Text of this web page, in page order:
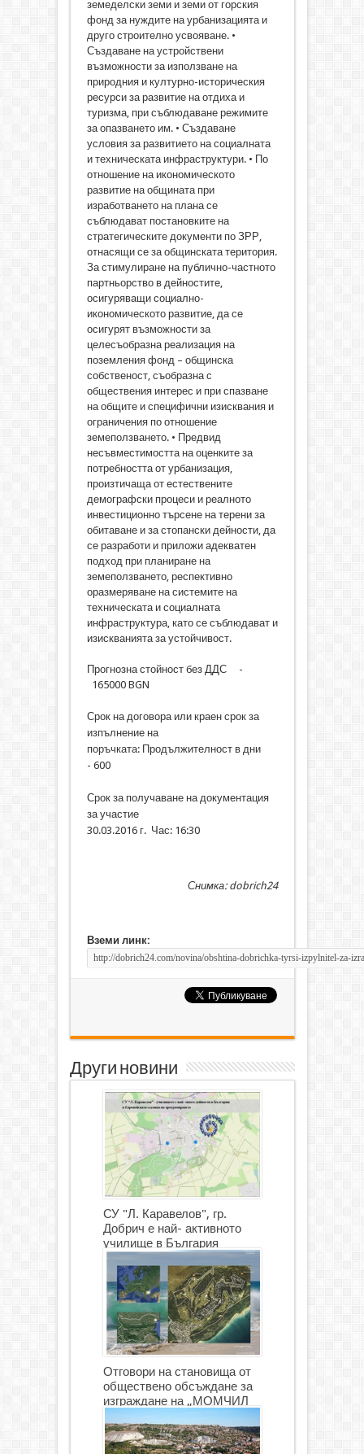
земеделски земи и земи от горския
фонд за нуждите на урбанизацията и
друго строително усвояване. •
Създаване на устройствени
възможности за използване на
природния и културно-историческия
ресурси за развитие на отдиха и
туризма, при съблюдаване режимите
за опазването им. • Създаване
условия за развитието на социалната
и техническата инфраструктури. • По
отношение на икономическото
развитие на общината при
изработването на плана се
съблюдават постановките на
стратегическите документи по ЗРР,
отнасящи се за общинската територия.
За стимулиране на публично-частното
партньорство в дейностите,
осигуряващи социално-
икономическото развитие, да се
осигурят възможности за
целесъобразна реализация на
поземления фонд – общинска
собственост, съобразна с
обществения интерес и при спазване
на общите и специфични изисквания и
ограничения по отношение
земеползването. • Предвид
несъвместимостта на оценките за
потребността от урбанизация,
произтичаща от естествените
демографски процеси и реалното
инвестиционно търсене на терени за
обитаване и за стопански дейности, да
се разработи и приложи адекватен
подход при планиране на
земеползването, респективно
оразмеряване на системите на
техническата и социалната
инфраструктура, като се съблюдават и
изискванията за устойчивост.
Прогнозна стойност без ДДС -
165000 BGN
Срок на договора или краен срок за
изпълнение на
поръчката: Продължителност в дни
- 600
Срок за получаване на документация
за участие
30.03.2016 г. Час: 16:30
Снимка: dobrich24
Вземи линк:
Други новини
СУ "Л. Каравелов", гр.
Добрич е най- активното
училище в България
Отговори на становища от
обществено обсъждане за
изграждане на „МОМЧИЛ
ГОЛФ И ГОЛФ ИГРИЩЕ”